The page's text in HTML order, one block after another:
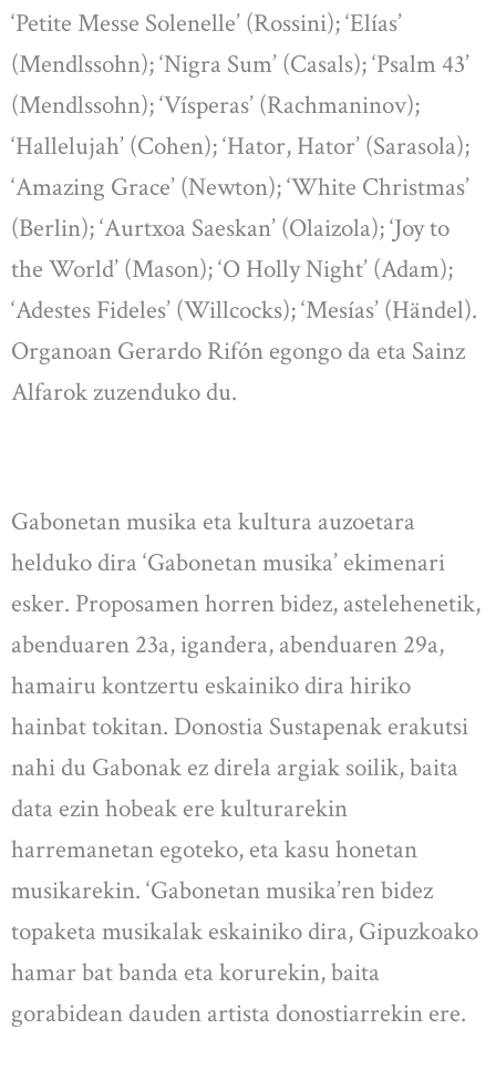
‘Petite Messe Solenelle’ (Rossini); ‘Elías’
(Mendlssohn); ‘Nigra Sum’ (Casals); ‘Psalm 43’
(Mendlssohn); ‘Vísperas’ (Rachmaninov);
‘Hallelujah’ (Cohen); ‘Hator, Hator’ (Sarasola);
‘Amazing Grace’ (Newton); ‘White Christmas’
(Berlin); ‘Aurtxoa Saeskan’ (Olaizola); ‘Joy to
the World’ (Mason); ‘O Holly Night’ (Adam);
‘Adestes Fideles’ (Willcocks); ‘Mesías’ (Händel).
Organoan Gerardo Rifón egongo da eta Sainz
Alfarok zuzenduko du.
Gabonetan musika eta kultura auzoetara
helduko dira ‘Gabonetan musika’ ekimenari
esker. Proposamen horren bidez, astelehenetik,
abenduaren 23a, igandera, abenduaren 29a,
hamairu kontzertu eskainiko dira hiriko
hainbat tokitan. Donostia Sustapenak erakutsi
nahi du Gabonak ez direla argiak soilik, baita
data ezin hobeak ere kulturarekin
harremanetan egoteko, eta kasu honetan
musikarekin. ‘Gabonetan musika’ren bidez
topaketa musikalak eskainiko dira, Gipuzkoako
hamar bat banda eta korurekin, baita
gorabidean dauden artista donostiarrekin ere.